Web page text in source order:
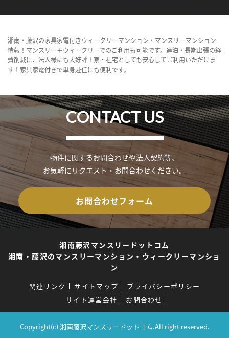
湘南・藤沢の家具家電付きウィークリーマンション・マンスリーマンション
情報！マンスリー＋ウィークリーでのご利用も可能です。連泊・長期出張の経
費削減に、法人様にも大好評！寮・社宅としても安心してご利用いただけま
す！家具家電付きで単身赴任にも便利です。
CONTACT US
物件に関するお問合わせや法人契約等、
お気軽にリクエスト・お問合わせください。
お問合わせフォーム
湘南藤沢マンスリードットコム
湘南・藤沢のマンスリーマンション・ウィークリーマンショ
ン
関連リンク サイトマップ
プライバシーポリシー
サイト運営会社
お問合わせ
Copyright(c) 湘南藤沢マンスリードットコム.All right reserved.